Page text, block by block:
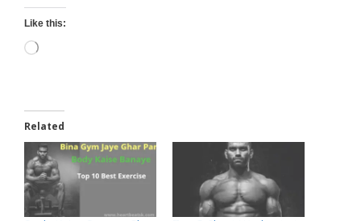
Like this:
Loading…
Related